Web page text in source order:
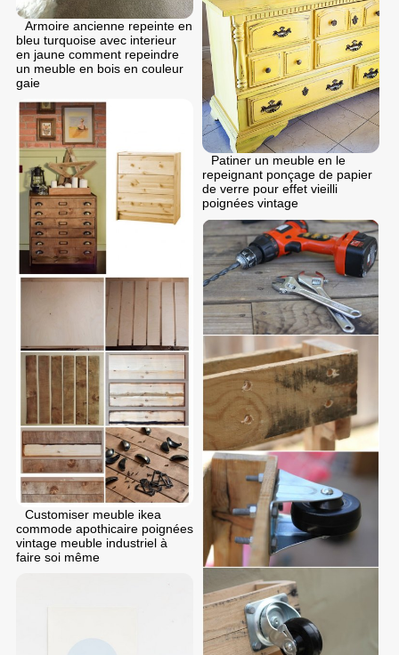
Armoire ancienne repeinte en
bleu turquoise avec interieur
en jaune comment repeindre
un meuble en bois en couleur
gaie
Patiner un meuble en le
repeignant ponçage de papier
de verre pour effet vieilli
poignées vintage
Customiser meuble ikea
commode apothicaire poignées
vintage meuble industriel à
faire soi même